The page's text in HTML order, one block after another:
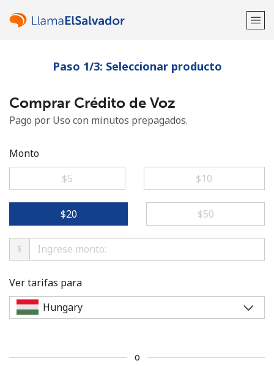
¡Bienvenido!
¿Ya tienes una cuenta?Inicia sesión →
Paso 1/3: Seleccionar producto
Comprar Crédito de Voz
Pago por Uso con minutos prepagados.
Monto
⁦$5⁩
⁦$10⁩
⁦$20⁩ ⁦$50⁩
$
Ver tarifas para
o